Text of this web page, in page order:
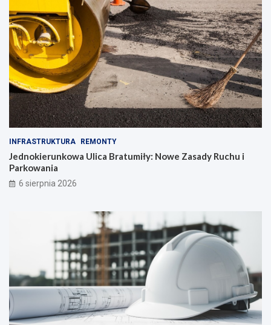
INFRASTRUKTURA REMONTY
Jednokierunkowa Ulica Bratumiły: Nowe Zasady Ruchu i
Parkowania
6 sierpnia 2026